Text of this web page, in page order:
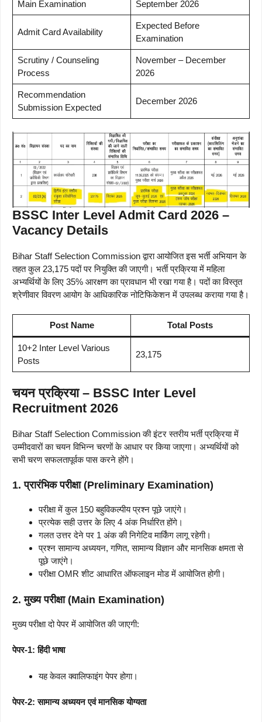
Main Examination September 2026
Admit Card Availability
Expected Before
Examination
Scrutiny / Counseling
Process
November – December
2026
Recommendation
Submission Expected
December 2026
BSSC Inter Level Admit Card 2026 –
Vacancy Details
Bihar Staff Selection Commission द्वारा आयोजित इस भर्ती अभियान के
तहत कुल 23,175 पदों पर नियुक्ति की जाएगी। भर्ती प्रक्रिया में महिला
अभ्यर्थियों के लिए 35% आरक्षण का प्रावधान भी रखा गया है। पदों का विस्तृत
श्रेणीवार विवरण आयोग के आधिकारिक नोटिफिकेशन में उपलब्ध कराया गया है।
Post Name Total Posts
10+2 Inter Level Various
Posts
23,175
चयन प्रक्रिया – BSSC Inter Level
Recruitment 2026
Bihar Staff Selection Commission की इंटर स्तरीय भर्ती प्रक्रिया में
उम्मीदवारों का चयन विभिन्न चरणों के आधार पर किया जाएगा। अभ्यर्थियों को
सभी चरण सफलतापूर्वक पास करने होंगे।
1. प्रारंभिक परीक्षा (Preliminary Examination)
परीक्षा में कुल 150 बहुविकल्पीय प्रश्न पूछे जाएंगे।
प्रत्येक सही उत्तर के लिए 4 अंक निर्धारित होंगे।
गलत उत्तर देने पर 1 अंक की निगेटिव मार्किंग लागू रहेगी।
प्रश्न सामान्य अध्ययन, गणित, सामान्य विज्ञान और मानसिक क्षमता से
पूछे जाएंगे।
परीक्षा OMR शीट आधारित ऑफलाइन मोड में आयोजित होगी।
2. मुख्य परीक्षा (Main Examination)
मुख्य परीक्षा दो पेपर में आयोजित की जाएगी:
पेपर-1: हिंदी भाषा
यह केवल क्वालिफाइंग पेपर होगा।
पेपर-2: सामान्य अध्ययन एवं मानसिक योग्यता